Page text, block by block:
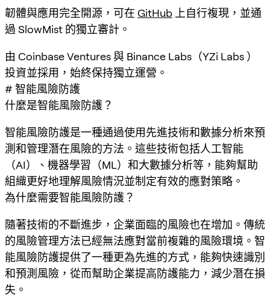
韌體與應用完全開源，可在 GitHub 上自行複現，並通
過 SlowMist 的獨立審計。
由 Coinbase Ventures 與 Binance Labs（YZi Labs ）
投資並採用，始終保持獨立運營。
# 智能風險防護
什麼是智能風險防護？
智能風險防護是一種通過使用先進技術和數據分析來預
測和管理潛在風險的方法。這些技術包括人工智能
（AI）、機器學習（ML）和大數據分析等，能夠幫助
組織更好地理解風險情況並制定有效的應對策略。
為什麼需要智能風險防護？
隨著技術的不斷進步，企業面臨的風險也在增加。傳統
的風險管理方法已經無法應對當前複雜的風險環境。智
能風險防護提供了一種更為先進的方式，能夠快速識別
和預測風險，從而幫助企業提高防護能力，減少潛在損
失。